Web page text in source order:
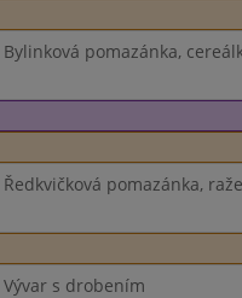
Bylinková pomazánka,
Ředkvičková pomazánka,
Vývar s drobením